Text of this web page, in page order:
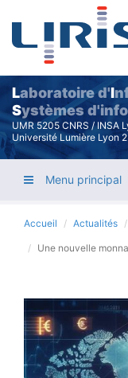
Laboratoire d'I
Systèmes
UMR 5205 CNRS / INSA
Université Lumière Lyon
Menu principal
Accueil Actualités
Une nouvelle